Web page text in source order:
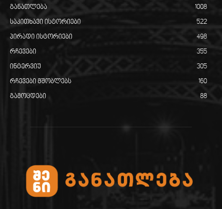
განათლება 1008
საკითხავი ისტორიები 522
პირადი ისტორიები 498
რჩევები 355
ინტერვიუ 305
რჩევები მშობლებს 160
გამოცდები 88